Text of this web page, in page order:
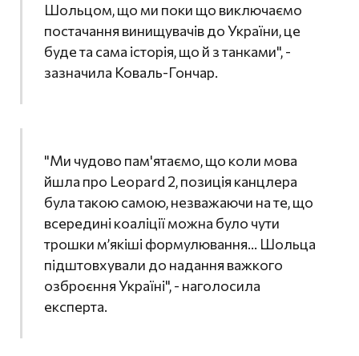
Шольцом, що ми поки що виключаємо
постачання винищувачів до України, це
буде та сама історія, що й з танками", -
зазначила Коваль-Гончар.
"Ми чудово пам'ятаємо, що коли мова
йшла про Leopard 2, позиція канцлера
була такою самою, незважаючи на те, що
всередині коаліції можна було чути
трошки м’якіші формулювання… Шольца
підштовхували до надання важкого
озброєння Україні", - наголосила
експерта.